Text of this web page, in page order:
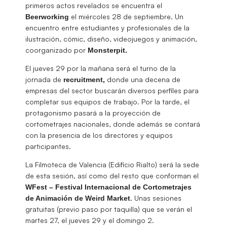
primeros actos revelados se encuentra el
Beerworking el miércoles 28 de septiembre. Un
encuentro entre estudiantes y profesionales de la
ilustración, cómic, diseño, videojuegos y animación,
coorganizado por Monsterpit.
El jueves 29 por la mañana será el turno de la
jornada de recruitment, donde una decena de
empresas del sector buscarán diversos perfiles para
completar sus equipos de trabajo. Por la tarde, el
protagonismo pasará a la proyección de
cortometrajes nacionales, donde además se contará
con la presencia de los directores y equipos
participantes.
La Filmoteca de Valencia (Edificio Rialto) será la sede
de esta sesión, así como del resto que conforman el
WFest – Festival Internacional de Cortometrajes
de Animación de Weird Market. Unas sesiones
gratuitas (previo paso por taquilla) que se verán el
martes 27, el jueves 29 y el domingo 2.